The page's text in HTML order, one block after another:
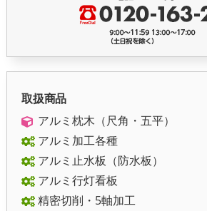
取扱商品
アルミ枕木（尺角・五平）
アルミ加工各種
アルミ止水板（防水板）
アルミ行灯看板
精密切削・5軸加工